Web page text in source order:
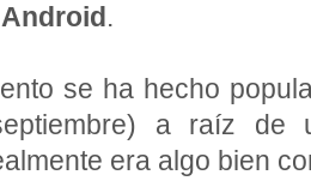
Android .
se ha hecho
a raíz de
era algo bien